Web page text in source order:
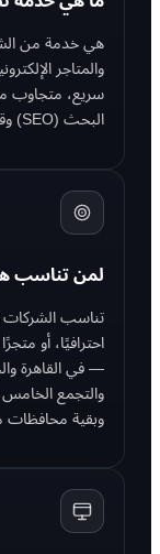
هي خدمة من
والمتاجر
سريع، متجاوب
البحث (SEO) وقابل للربط مع أنظمتك، لا قالب جاهز عام.
لمن تناسب
تناسب الشركات
احترافيًا، أو
والتجمع الخامس
وبقية